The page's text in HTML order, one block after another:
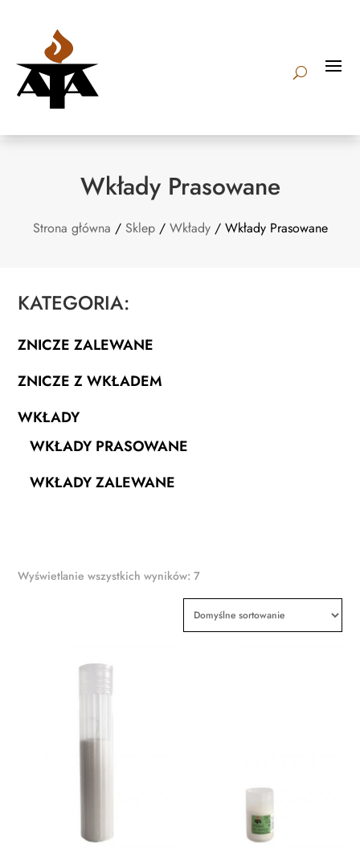
Wkłady Prasowane
Strona główna / Sklep/ Wkłady/ Wkłady Prasowane
KATEGORIA:
ZNICZE ZALEWANE
ZNICZE Z WKŁADEM
WKŁADY
WKŁADY PRASOWANE
WKŁADY ZALEWANE
Wyświetlanie wszystkich wyników: 7